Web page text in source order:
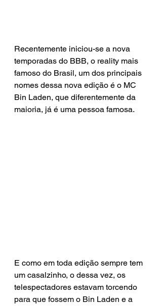
Recentemente iniciou-se a nova
temporadas do BBB, o reality mais
famoso do Brasil, um dos principais
nomes dessa nova edição é o MC
Bin Laden, que diferentemente da
maioria, já é uma pessoa famosa.
E como em toda edição sempre tem
um casalzinho, o dessa vez, os
telespectadores estavam torcendo
para que fossem o Bin Laden e a